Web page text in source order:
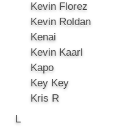
Kevin Florez
Kevin Roldan
Kenai
Kevin Kaarl
Kapo
Key Key
Kris R
L